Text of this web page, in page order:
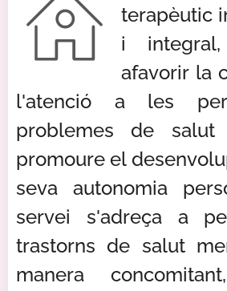
terapèutic
i
afavorir la
l'atenció a les
problemes de
promoure el
seva autonomia
servei s'adreça a
trastorns de salut
manera